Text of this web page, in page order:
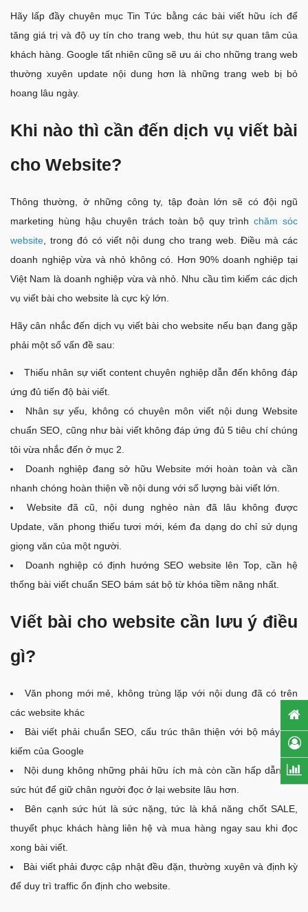
Hãy lấp đầy chuyên mục Tin Tức bằng các bài viết hữu ích để
tăng giá trị và độ uy tín cho trang web, thu hút sự quan tâm của
khách hàng. Google tất nhiên cũng sẽ ưu ái cho những trang web
thường xuyên update nội dung hơn là những trang web bị bỏ
hoang lâu ngày.
Khi nào thì cần đến dịch vụ viết bài
cho Website?
Thông thường, ở những công ty, tập đoàn lớn sẽ có đội ngũ
marketing hùng hậu chuyên trách toàn bộ quy trìnhchăm sóc
website , trong đó có viết nội dung cho trang web. Điều mà các
doanh nghiệp vừa và nhỏ không có. Hơn 90% doanh nghiệp tại
Việt Nam là doanh nghiệp vừa và nhỏ. Nhu cầu tìm kiếm các dịch
vụ viết bài cho website là cực kỳ lớn.
Hãy cân nhắc đến dịch vụ viết bài cho website nếu bạn đang gặp
phải một số vấn đề sau:
Thiếu nhân sự viết content chuyên nghiệp dẫn đến không đáp
ứng đủ tiến độ bài viết.
Nhân sự yếu, không có chuyên môn viết nội dung Website
chuẩn SEO, cũng như bài viết không đáp ứng đủ 5 tiêu chí chúng
tôi vừa nhắc đến ở mục 2.
Doanh nghiệp đang sở hữu Website mới hoàn toàn và cần
nhanh chóng hoàn thiện về nội dung với số lượng bài viết lớn.
Website đã cũ, nội dung nghèo nàn đã lâu không được
Update, văn phong thiếu tươi mới, kém đa dạng do chỉ sử dụng
giọng văn của một người.
Doanh nghiệp có định hướng SEO website lên Top, cần hệ
thống bài viết chuẩn SEO bám sát bộ từ khóa tiềm năng nhất.
Viết bài cho website cần lưu ý điều
gì?
Văn phong mới mẻ, không trùng lặp với nội dung đã có trên
các website khác
Bài viết phải chuẩn SEO, cấu trúc thân thiện với bộ máy tìm
kiếm của Google
Nội dung không những phải hữu ích mà còn cần hấp dẫn, có
sức hút để giữ chân người đọc ở lại website lâu hơn.
Bên cạnh sức hút là sức nặng, tức là khả năng chốt SALE,
thuyết phục khách hàng liên hệ và mua hàng ngay sau khi đọc
xong bài viết.
Bài viết phải được cập nhật đều đặn, thường xuyên và định kỳ
để duy trì traffic ổn định cho website.